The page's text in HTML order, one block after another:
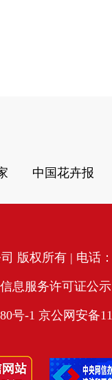
中国花卉报
版权所有 | 电话
息服务许可证公示
号-1 京公网安备